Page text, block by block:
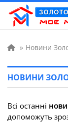
» Новини
НОВИНИ
Всі останні
допоможуть